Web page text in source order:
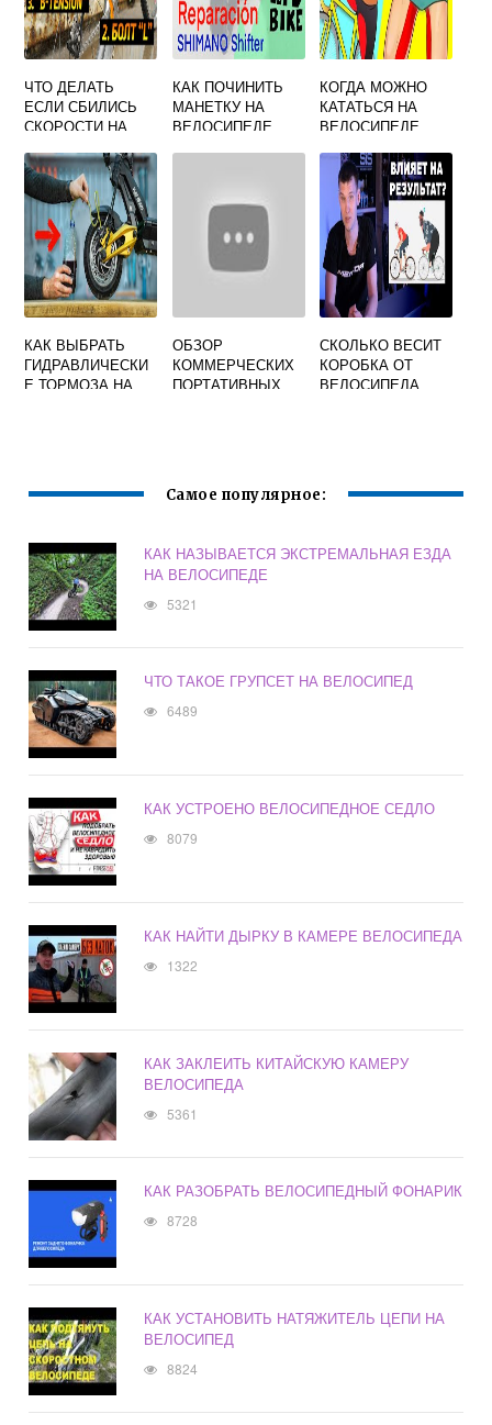
ЧТО ДЕЛАТЬ
ЕСЛИ СБИЛИСЬ
СКОРОСТИ НА
КАК ПОЧИНИТЬ
МАНЕТКУ НА
ВЕЛОСИПЕДЕ
КОГДА МОЖНО
КАТАТЬСЯ НА
ВЕЛОСИПЕДЕ
КАК ВЫБРАТЬ
ГИДРАВЛИЧЕСКИ
Е ТОРМОЗА НА
ОБЗОР
КОММЕРЧЕСКИХ
ПОРТАТИВНЫХ
СКОЛЬКО ВЕСИТ
КОРОБКА ОТ
ВЕЛОСИПЕДА
Самое популярное:
КАК НАЗЫВАЕТСЯ ЭКСТРЕМАЛЬНАЯ ЕЗДА
НА ВЕЛОСИПЕДЕ
5321
ЧТО ТАКОЕ ГРУПСЕТ НА ВЕЛОСИПЕД
6489
КАК УСТРОЕНО ВЕЛОСИПЕДНОЕ СЕДЛО
8079
КАК НАЙТИ ДЫРКУ В КАМЕРЕ ВЕЛОСИПЕДА
1322
КАК ЗАКЛЕИТЬ КИТАЙСКУЮ КАМЕРУ
ВЕЛОСИПЕДА
5361
КАК РАЗОБРАТЬ ВЕЛОСИПЕДНЫЙ ФОНАРИК
8728
КАК УСТАНОВИТЬ НАТЯЖИТЕЛЬ ЦЕПИ НА
ВЕЛОСИПЕД
8824